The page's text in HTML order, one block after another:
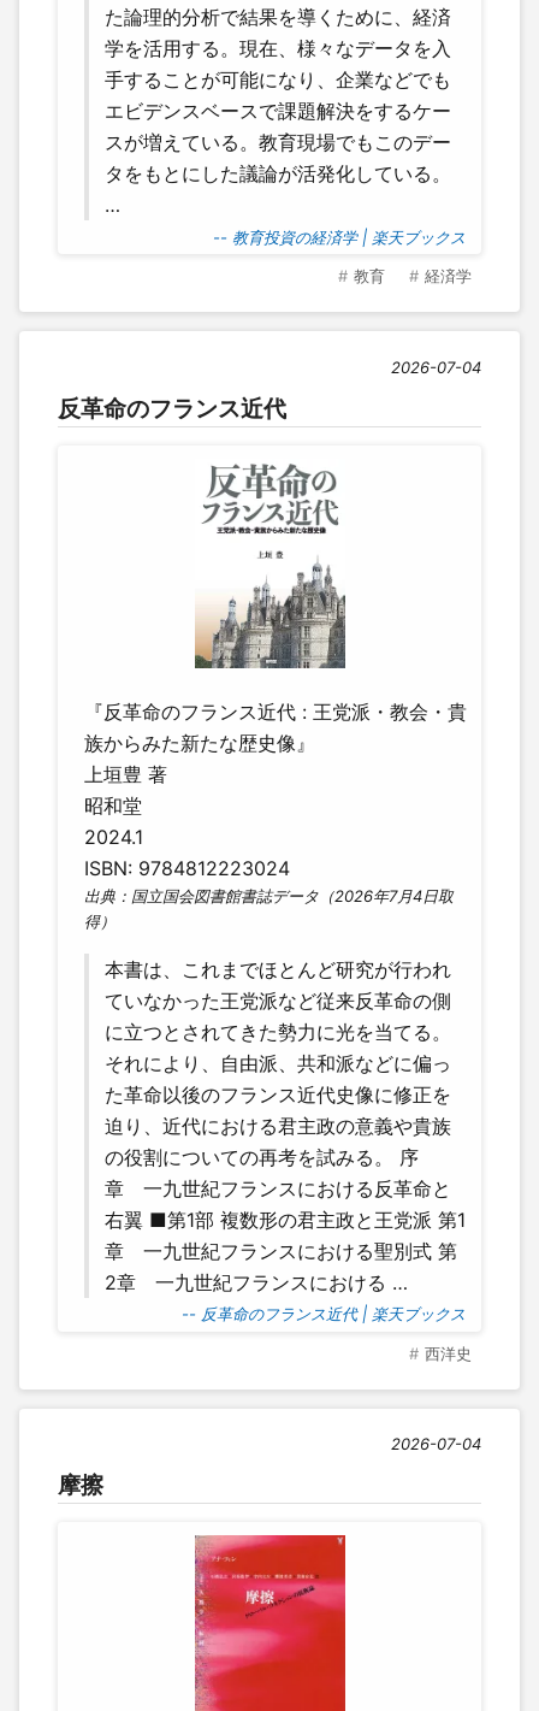
た論理的分析で結果を導くために、経済
学を活用する。現在、様々なデータを入
手することが可能になり、企業などでも
エビデンスベースで課題解決をするケー
スが増えている。教育現場でもこのデー
タをもとにした議論が活発化している。
…
-- 教育投資の経済学 | 楽天ブックス
教育 経済学
2026-07-04
反革命のフランス近代
『反革命のフランス近代 : 王党派・教会・貴
族からみた新たな歴史像』
上垣豊 著
昭和堂
2024.1
ISBN: 9784812223024
出典：国立国会図書館書誌データ（2026年7月4日取
得）
本書は、これまでほとんど研究が行われ
ていなかった王党派など従来反革命の側
に立つとされてきた勢力に光を当てる。
それにより、自由派、共和派などに偏っ
た革命以後のフランス近代史像に修正を
迫り、近代における君主政の意義や貴族
の役割についての再考を試みる。 序
章 一九世紀フランスにおける反革命と
右翼 ■第1部 複数形の君主政と王党派 第1
章 一九世紀フランスにおける聖別式 第
2章 一九世紀フランスにおける …
-- 反革命のフランス近代 | 楽天ブックス
西洋史
2026-07-04
摩擦